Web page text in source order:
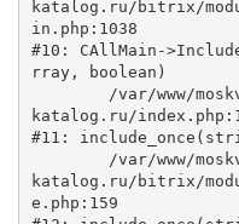
katalog.ru/bitrix/
in.php:1038
#10: CAllMain-
rray, boolean)
katalog.ru/
#11:
katalog.ru/bitrix/
e.php:159